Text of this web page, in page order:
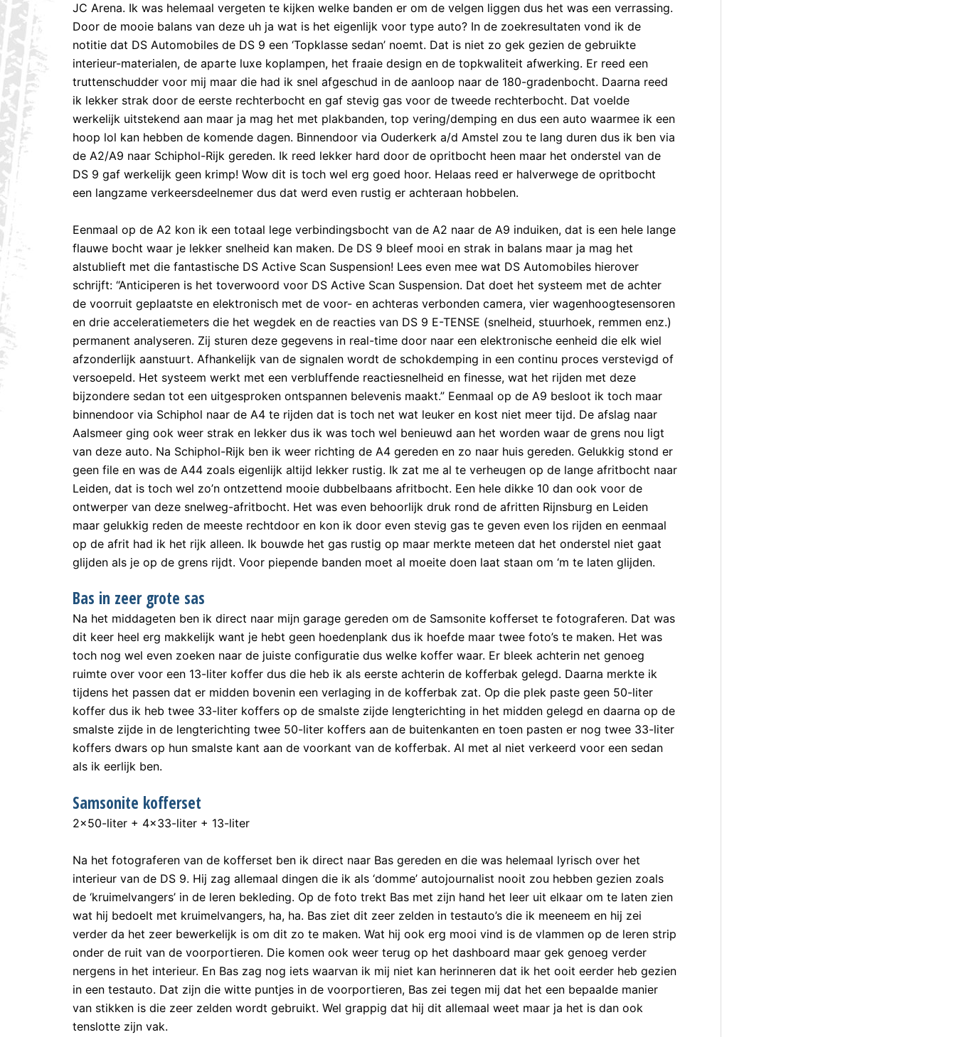
JC Arena. Ik was helemaal vergeten te kijken welke banden er om de velgen liggen dus het was een verrassing.
Door de mooie balans van deze uh ja wat is het eigenlijk voor type auto? In de zoekresultaten vond ik de
notitie dat DS Automobiles de DS 9 een ‘Topklasse sedan’ noemt. Dat is niet zo gek gezien de gebruikte
interieur-materialen, de aparte luxe koplampen, het fraaie design en de topkwaliteit afwerking. Er reed een
truttenschudder voor mij maar die had ik snel afgeschud in de aanloop naar de 180-gradenbocht. Daarna reed
ik lekker strak door de eerste rechterbocht en gaf stevig gas voor de tweede rechterbocht. Dat voelde
werkelijk uitstekend aan maar ja mag het met plakbanden, top vering/demping en dus een auto waarmee ik een
hoop lol kan hebben de komende dagen. Binnendoor via Ouderkerk a/d Amstel zou te lang duren dus ik ben via
de A2/A9 naar Schiphol-Rijk gereden. Ik reed lekker hard door de opritbocht heen maar het onderstel van de
DS 9 gaf werkelijk geen krimp! Wow dit is toch wel erg goed hoor. Helaas reed er halverwege de opritbocht
een langzame verkeersdeelnemer dus dat werd even rustig er achteraan hobbelen.
Eenmaal op de A2 kon ik een totaal lege verbindingsbocht van de A2 naar de A9 induiken, dat is een hele lange
flauwe bocht waar je lekker snelheid kan maken. De DS 9 bleef mooi en strak in balans maar ja mag het
alstublieft met die fantastische DS Active Scan Suspension! Lees even mee wat DS Automobiles hierover
schrijft: “Anticiperen is het toverwoord voor DS Active Scan Suspension. Dat doet het systeem met de achter
de voorruit geplaatste en elektronisch met de voor- en achteras verbonden camera, vier wagenhoogtesensoren
en drie acceleratiemeters die het wegdek en de reacties van DS 9 E-TENSE (snelheid, stuurhoek, remmen enz.)
permanent analyseren. Zij sturen deze gegevens in real-time door naar een elektronische eenheid die elk wiel
afzonderlijk aanstuurt. Afhankelijk van de signalen wordt de schokdemping in een continu proces verstevigd of
versoepeld. Het systeem werkt met een verbluffende reactiesnelheid en finesse, wat het rijden met deze
bijzondere sedan tot een uitgesproken ontspannen belevenis maakt.” Eenmaal op de A9 besloot ik toch maar
binnendoor via Schiphol naar de A4 te rijden dat is toch net wat leuker en kost niet meer tijd. De afslag naar
Aalsmeer ging ook weer strak en lekker dus ik was toch wel benieuwd aan het worden waar de grens nou ligt
van deze auto. Na Schiphol-Rijk ben ik weer richting de A4 gereden en zo naar huis gereden. Gelukkig stond er
geen file en was de A44 zoals eigenlijk altijd lekker rustig. Ik zat me al te verheugen op de lange afritbocht naar
Leiden, dat is toch wel zo’n ontzettend mooie dubbelbaans afritbocht. Een hele dikke 10 dan ook voor de
ontwerper van deze snelweg-afritbocht. Het was even behoorlijk druk rond de afritten Rijnsburg en Leiden
maar gelukkig reden de meeste rechtdoor en kon ik door even stevig gas te geven even los rijden en eenmaal
op de afrit had ik het rijk alleen. Ik bouwde het gas rustig op maar merkte meteen dat het onderstel niet gaat
glijden als je op de grens rijdt. Voor piepende banden moet al moeite doen laat staan om ‘m te laten glijden.
Bas in zeer grote sas
Na het middageten ben ik direct naar mijn garage gereden om de Samsonite kofferset te fotograferen. Dat was
dit keer heel erg makkelijk want je hebt geen hoedenplank dus ik hoefde maar twee foto’s te maken. Het was
toch nog wel even zoeken naar de juiste configuratie dus welke koffer waar. Er bleek achterin net genoeg
ruimte over voor een 13-liter koffer dus die heb ik als eerste achterin de kofferbak gelegd. Daarna merkte ik
tijdens het passen dat er midden bovenin een verlaging in de kofferbak zat. Op die plek paste geen 50-liter
koffer dus ik heb twee 33-liter koffers op de smalste zijde lengterichting in het midden gelegd en daarna op de
smalste zijde in de lengterichting twee 50-liter koffers aan de buitenkanten en toen pasten er nog twee 33-liter
koffers dwars op hun smalste kant aan de voorkant van de kofferbak. Al met al niet verkeerd voor een sedan
als ik eerlijk ben.
Samsonite kofferset
2×50-liter + 4×33-liter + 13-liter
Na het fotograferen van de kofferset ben ik direct naar Bas gereden en die was helemaal lyrisch over het
interieur van de DS 9. Hij zag allemaal dingen die ik als ‘domme’ autojournalist nooit zou hebben gezien zoals
de ‘kruimelvangers’ in de leren bekleding. Op de foto trekt Bas met zijn hand het leer uit elkaar om te laten zien
wat hij bedoelt met kruimelvangers, ha, ha. Bas ziet dit zeer zelden in testauto’s die ik meeneem en hij zei
verder da het zeer bewerkelijk is om dit zo te maken. Wat hij ook erg mooi vind is de vlammen op de leren strip
onder de ruit van de voorportieren. Die komen ook weer terug op het dashboard maar gek genoeg verder
nergens in het interieur. En Bas zag nog iets waarvan ik mij niet kan herinneren dat ik het ooit eerder heb gezien
in een testauto. Dat zijn die witte puntjes in de voorportieren, Bas zei tegen mij dat het een bepaalde manier
van stikken is die zeer zelden wordt gebruikt. Wel grappig dat hij dit allemaal weet maar ja het is dan ook
tenslotte zijn vak.